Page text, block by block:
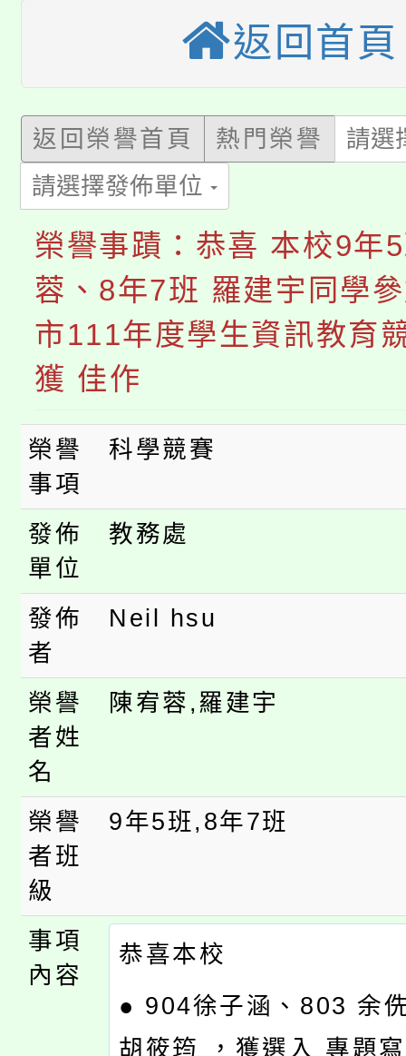
視費優惠，中低收入戶
半價優惠，詳情可洽有
者。
大園自造教育及科技
大溪自造教育及科技
份教師研習
淨零綠生活教案入校路
會
115年食農教育專業人
程
「本色祭」8/29、30在
場熱烈登場!
8/21下午1時於龍潭區
徵才活動。
YOUNG桃局內行報名
局官網。
8月14至27日，桃園電
開!
115年桃園市運動會8/
田徑場及游泳池舉行。
桃園市低收入戶享有免
視費優惠，中低收入戶
半價優惠，詳情可洽有
者。
大園自造教育及科技中
份教師增能研習
大溪自造教育及科技中
份教師研習
淨零綠生活教案入校路
會
115年食農教育專業人
返回首頁
返回榮譽首頁 熱門榮譽
請選
請選擇發佈單位
榮譽事蹟：恭喜 本校9年
蓉、8年7班 羅建宇同學
市111年度學生資訊教育
獲 佳作
榮譽
事項
科學競賽
發佈
單位
教務處
發佈
者
Neil hsu
榮譽
者姓
名
陳宥蓉,羅建宇
榮譽
者班
級
9年5班,8年7班
事項
內容
恭喜本校
● 904徐子涵、803 余
胡筱筠 ，獲選入 專題